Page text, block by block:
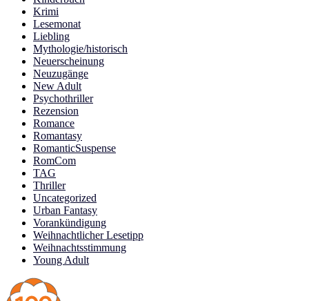
Krimi
Lesemonat
Liebling
Mythologie/historisch
Neuerscheinung
Neuzugänge
New Adult
Psychothriller
Rezension
Romance
Romantasy
RomanticSuspense
RomCom
TAG
Thriller
Uncategorized
Urban Fantasy
Vorankündigung
Weihnachtlicher Lesetipp
Weihnachtsstimmung
Young Adult